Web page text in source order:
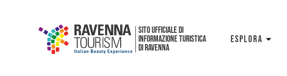
SITO UFFICIALE DI
INFORMAZIONE TURISTICA
DI RAVENNA
ESPLORA